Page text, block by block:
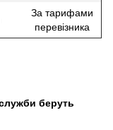
За тарифами
перевізника
беруть